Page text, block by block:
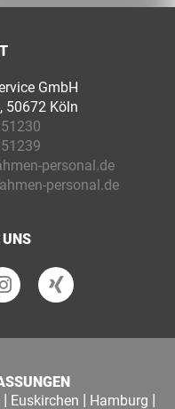
GmbH
50672 Köln
personal.de
personal.de
UNS
| Euskirchen | Hamburg |